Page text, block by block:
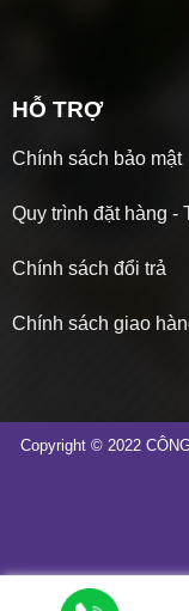
HỖ TRỢ
Chính sách bảo mật
Quy trình đặt hàng -
Chính sách đổi trả
Chính sách giao
Copyright © 2022